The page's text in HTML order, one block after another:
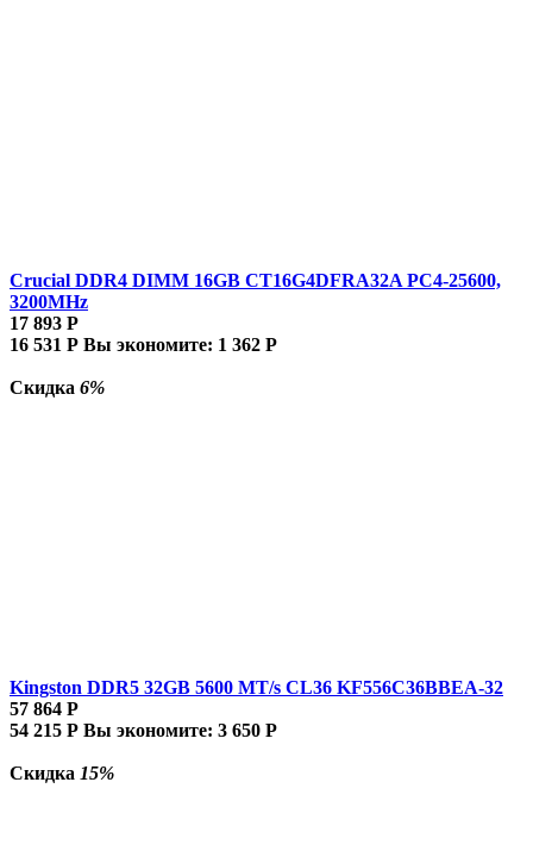
Crucial DDR4 DIMM 16GB CT16G4DFRA32A PC4-25600,
3200MHz
17 893 Р
16 531 Р Вы экономите: 1 362 Р
Скидка 6%
Kingston DDR5 32GB 5600 MT/s CL36 KF556C36BBEA-32
57 864 Р
54 215 Р Вы экономите: 3 650 Р
Скидка 15%